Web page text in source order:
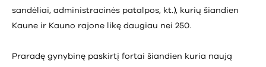
sandėliai, administracinės patalpos, kt.), kurių šiandien
Kaune ir Kauno rajone likę daugiau nei 250.
Praradę gynybinę paskirtį fortai šiandien kuria naują